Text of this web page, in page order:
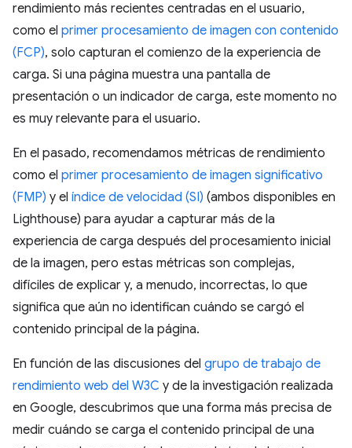
rendimiento más recientes centradas en el usuario,
como el primer procesamiento de imagen con contenido
(FCP), solo capturan el comienzo de la experiencia de
carga. Si una página muestra una pantalla de
presentación o un indicador de carga, este momento no
es muy relevante para el usuario.
En el pasado, recomendamos métricas de rendimiento
como el primer procesamiento de imagen significativo
(FMP) y el índice de velocidad (SI) (ambos disponibles en
Lighthouse) para ayudar a capturar más de la
experiencia de carga después del procesamiento inicial
de la imagen, pero estas métricas son complejas,
difíciles de explicar y, a menudo, incorrectas, lo que
significa que aún no identifican cuándo se cargó el
contenido principal de la página.
En función de las discusiones del grupo de trabajo de
rendimiento web del W3C y de la investigación realizada
en Google, descubrimos que una forma más precisa de
medir cuándo se carga el contenido principal de una